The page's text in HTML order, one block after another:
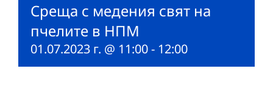
Среща с медения свят на
пчелите в НПМ
01.07.2023 г. @ 11:00- 12:00